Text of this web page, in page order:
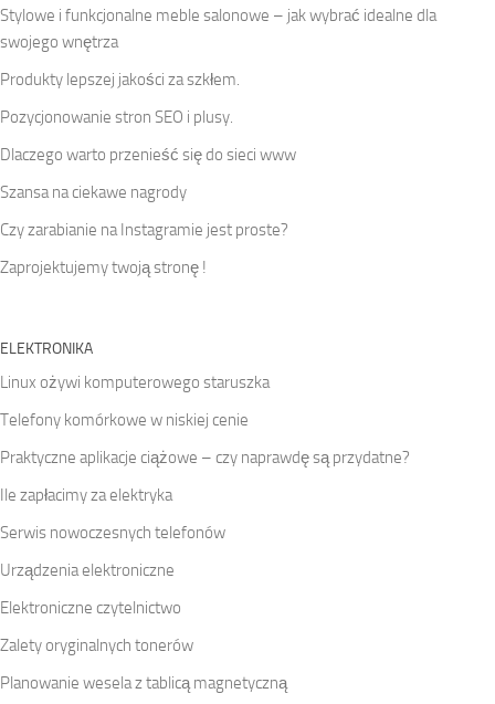
Stylowe i funkcjonalne meble salonowe – jak wybrać idealne dla
swojego wnętrza
Produkty lepszej jakości za szkłem.
Pozycjonowanie stron SEO i plusy.
Dlaczego warto przenieść się do sieci www
Szansa na ciekawe nagrody
Czy zarabianie na Instagramie jest proste?
Zaprojektujemy twoją stronę !
ELEKTRONIKA
Linux ożywi komputerowego staruszka
Telefony komórkowe w niskiej cenie
Praktyczne aplikacje ciążowe – czy naprawdę są przydatne?
Ile zapłacimy za elektryka
Serwis nowoczesnych telefonów
Urządzenia elektroniczne
Elektroniczne czytelnictwo
Zalety oryginalnych tonerów
Planowanie wesela z tablicą magnetyczną